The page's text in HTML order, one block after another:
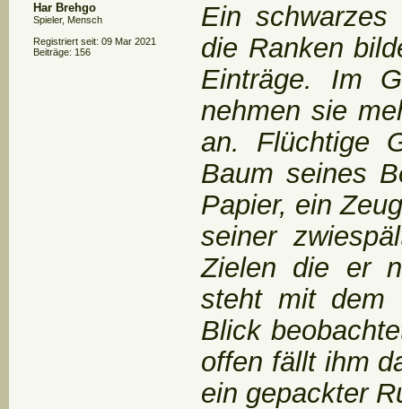
Har Brehgo
Spieler, Mensch
Registriert seit: 09 Mar 2021
Beiträge: 156
Ein schwarzes
die Ranken
Einträge. Im
nehmen sie
an. Flüchtige
Baum seines
Papier, ein
seiner
Zielen die er
steht mit dem
Blick
offen fällt ihm
ein gepackter